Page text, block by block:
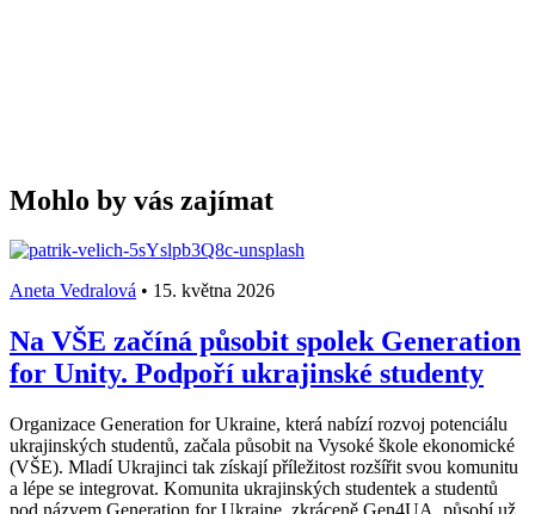
Mohlo by vás zajímat
Aneta Vedralová • 15. května 2026
Na VŠE začíná působit spolek Generation
for Unity. Podpoří ukrajinské studenty
Organizace Generation for Ukraine, která nabízí rozvoj potenciálu
ukrajinských studentů, začala působit na Vysoké škole ekonomické
(VŠE). Mladí Ukrajinci tak získají příležitost rozšířit svou komunitu
a lépe se integrovat. Komunita ukrajinských studentek a studentů